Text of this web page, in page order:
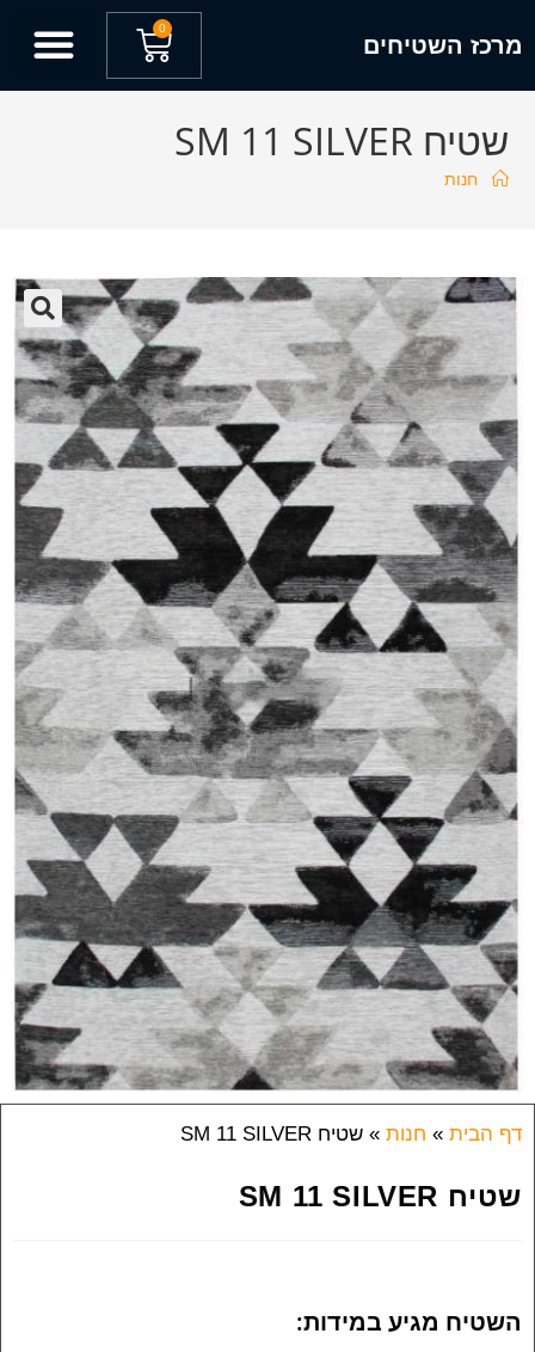
מרכז השטיחים
0
שטיח SM 11 SILVER
חנות
🔍
דף הבית » חנות » שטיח SM 11 SILVER
שטיח SM 11 SILVER
השטיח מגיע במידות: